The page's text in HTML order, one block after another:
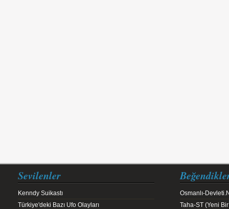
Sevilenler
Kenndy Suikastı
Türkiye'deki Bazı Ufo Olayları
Osmanlı-
Taha-ST (Yeni